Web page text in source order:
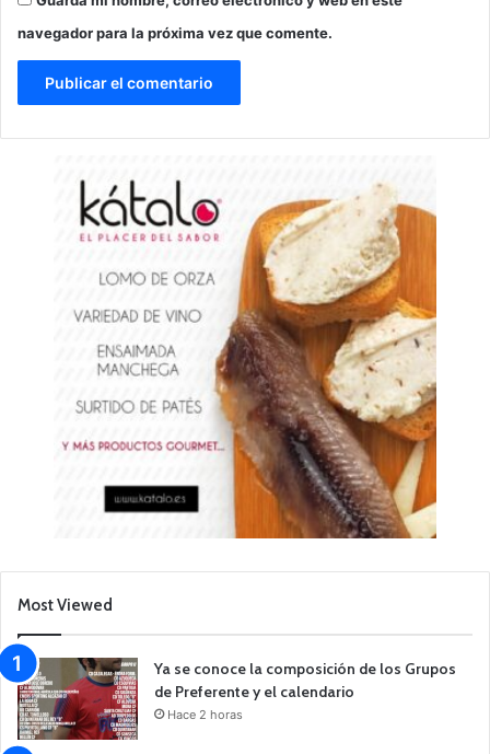
navegador para la próxima vez que comente.
Most Viewed
Ya se conoce la composición de los Grupos
de Preferente y el calendario
Hace 2 horas